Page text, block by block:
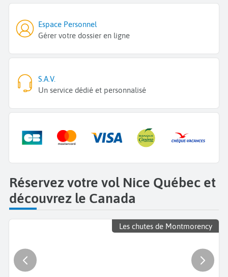
Espace Personnel
Gérer votre dossier en ligne
S.A.V.
Un service dédié et personnalisé
Réservez votre vol Nice Québec et
découvrez le Canada
Les chutes de Montmorency